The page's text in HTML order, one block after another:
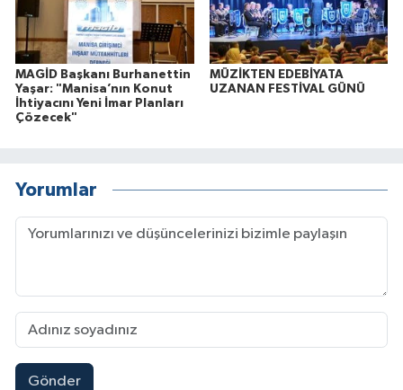
MAGİD Başkanı Burhanettin
Yaşar: "Manisa’nın Konut
İhtiyacını Yeni İmar Planları
Çözecek"
MÜZİKTEN EDEBİYATA
UZANAN FESTİVAL GÜNÜ
Yorumlar
Gönder